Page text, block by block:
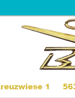
Classics
der Baujahre